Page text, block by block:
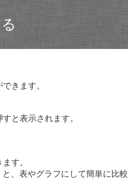
きます。
と表示されます。
す。
、表やグラフにして簡単に比較